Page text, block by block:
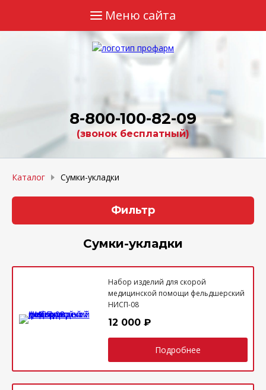
Меню сайта
Главная
Каталог
Валидация
Прайсы
Контакты
8-800-100-82-09
(звонок бесплатный)
Каталог Сумки-укладки
Фильтр
Сумки-укладки
Набор изделий для скорой
медицинской помощи фельдшерский
НИСП-08
12 000 ₽
Подробнее